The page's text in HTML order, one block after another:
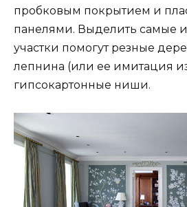
пробковым покрытием и
панелями. Выделить самые
участки помогут резные
лепнина (или ее имитация
гипсокартонные ниши.